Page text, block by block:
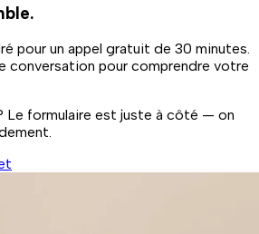
pour un appel gratuit de 30 minutes.
conversation pour comprendre votre
Le formulaire est juste à côté — on